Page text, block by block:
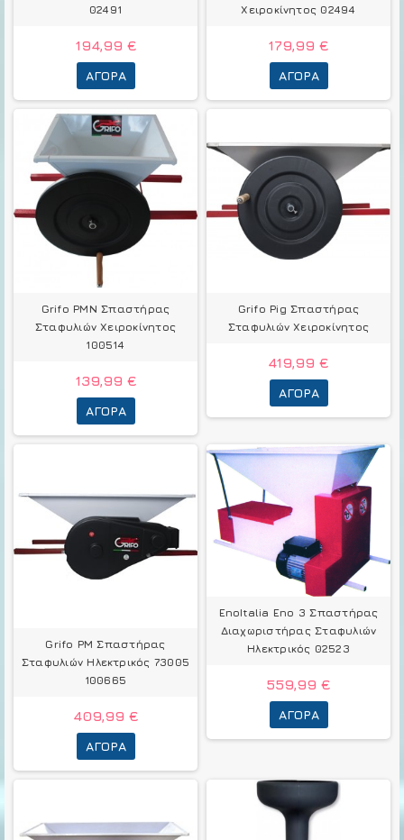
02491
194,99 €
ΑΓΟΡΆ
Χειροκίνητος 02494
179,99 €
ΑΓΟΡΆ
Grifo PMN Σπαστήρας
Σταφυλιών Χειροκίνητος
100514
139,99 €
ΑΓΟΡΆ
Grifo Pig Σπαστήρας
Σταφυλιών Χειροκίνητος
419,99 €
ΑΓΟΡΆ
Grifo PM Σπαστήρας
Σταφυλιών Ηλεκτρικός 73005
100665
409,99 €
ΑΓΟΡΆ
EnoItalia Eno 3 Σπαστήρας
Διαχωριστήρας Σταφυλιών
Ηλεκτρικός 02523
559,99 €
ΑΓΟΡΆ